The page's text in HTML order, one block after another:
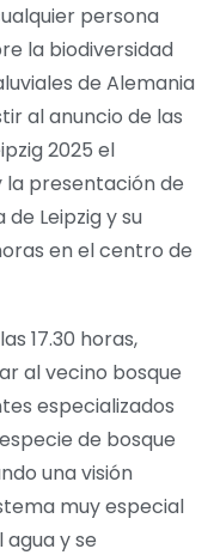
persona
la biodiversidad
de Alemania
al anuncio de las
2025 el
la presentación de
Leipzig y su
en el centro de
17.30 horas,
al vecino bosque
especializados
de bosque
una visión
muy especial
y se